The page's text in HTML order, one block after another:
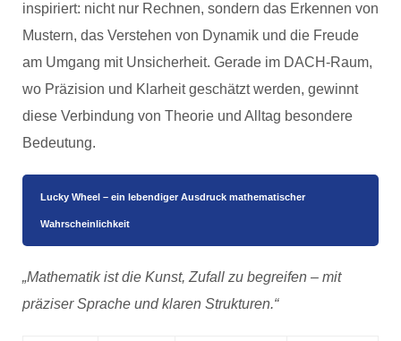
inspiriert: nicht nur Rechnen, sondern das Erkennen von
Mustern, das Verstehen von Dynamik und die Freude
am Umgang mit Unsicherheit. Gerade im DACH-Raum,
wo Präzision und Klarheit geschätzt werden, gewinnt
diese Verbindung von Theorie und Alltag besondere
Bedeutung.
Lucky Wheel – ein lebendiger Ausdruck mathematischer
Wahrscheinlichkeit
„Mathematik ist die Kunst, Zufall zu begreifen – mit
präziser Sprache und klaren Strukturen.“